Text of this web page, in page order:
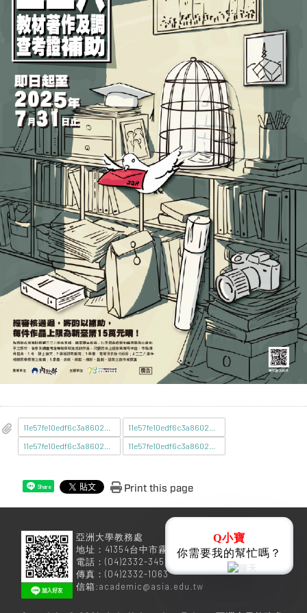
Share Print this page
亞洲大學教務處
地址：41354台中市霧峰區柳豐路500號
電話：(04)2332-3456
傳真：(04)2332-1063
信箱:academic@asia.edu.tw
Q小寶
你需要我的幫忙嗎？